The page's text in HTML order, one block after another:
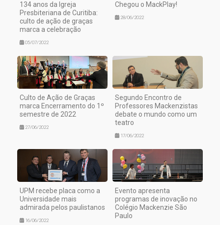
134 anos da Igreja
Presbiteriana de Curitiba:
culto de ação de graças
marca a celebração
05/07/2022
Chegou o MackPlay!
28/06/2022
Culto de Ação de Graças
marca Encerramento do 1º
semestre de 2022
27/06/2022
Segundo Encontro de
Professores Mackenzistas
debate o mundo como um
teatro
17/06/2022
UPM recebe placa como a
Universidade mais
admirada pelos paulistanos
16/06/2022
Evento apresenta
programas de inovação no
Colégio Mackenzie São
Paulo